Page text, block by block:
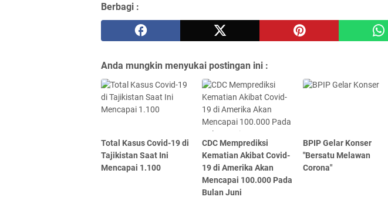
Berbagi :
Anda mungkin menyukai postingan ini :
Total Kasus Covid-19 di
Tajikistan Saat Ini
Mencapai 1.100
CDC Memprediksi
Kematian Akibat Covid-
19 di Amerika Akan
Mencapai 100.000 Pada
Bulan Juni
BPIP Gelar Konser
"Bersatu Melawan
Corona"